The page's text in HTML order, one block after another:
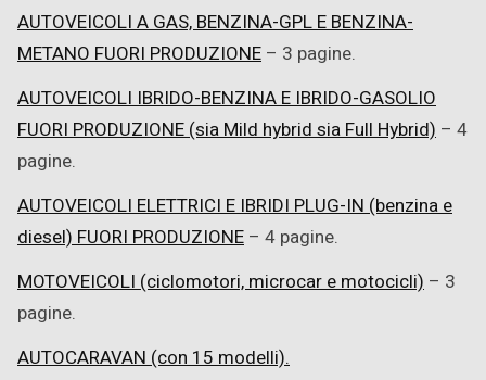
AUTOVEICOLI A GAS, BENZINA-GPL E BENZINA-
METANO FUORI PRODUZIONE – 3 pagine.
AUTOVEICOLI IBRIDO-BENZINA E IBRIDO-GASOLIO
FUORI PRODUZIONE (sia Mild hybrid sia Full Hybrid) – 4
pagine.
AUTOVEICOLI ELETTRICI E IBRIDI PLUG-IN (benzina e
diesel) FUORI PRODUZIONE – 4 pagine.
MOTOVEICOLI (ciclomotori, microcar e motocicli) – 3
pagine.
AUTOCARAVAN (con 15 modelli).